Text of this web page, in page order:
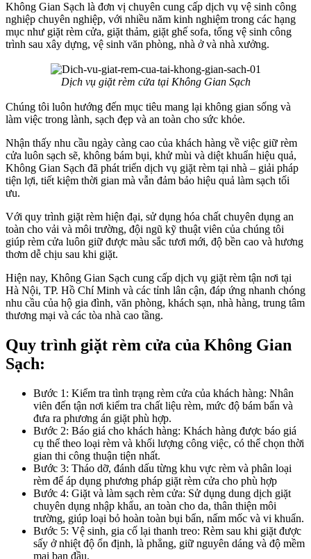
Không Gian Sạch là đơn vị chuyên cung cấp dịch vụ vệ sinh công
nghiệp chuyên nghiệp, với nhiều năm kinh nghiệm trong các hạng
mục như giặt rèm cửa, giặt thảm, giặt ghế sofa, tổng vệ sinh công
trình sau xây dựng, vệ sinh văn phòng, nhà ở và nhà xưởng.
Dịch vụ giặt rèm cửa tại Không Gian Sạch
Chúng tôi luôn hướng đến mục tiêu mang lại không gian sống và
làm việc trong lành, sạch đẹp và an toàn cho sức khỏe.
Nhận thấy nhu cầu ngày càng cao của khách hàng về việc giữ rèm
cửa luôn sạch sẽ, không bám bụi, khử mùi và diệt khuẩn hiệu quả,
Không Gian Sạch đã phát triển dịch vụ giặt rèm tại nhà – giải pháp
tiện lợi, tiết kiệm thời gian mà vẫn đảm bảo hiệu quả làm sạch tối
ưu.
Với quy trình giặt rèm hiện đại, sử dụng hóa chất chuyên dụng an
toàn cho vải và môi trường, đội ngũ kỹ thuật viên của chúng tôi
giúp rèm cửa luôn giữ được màu sắc tươi mới, độ bền cao và hương
thơm dễ chịu sau khi giặt.
Hiện nay, Không Gian Sạch cung cấp dịch vụ giặt rèm tận nơi tại
Hà Nội, TP. Hồ Chí Minh và các tỉnh lân cận, đáp ứng nhanh chóng
nhu cầu của hộ gia đình, văn phòng, khách sạn, nhà hàng, trung tâm
thương mại và các tòa nhà cao tầng.
Quy trình giặt rèm cửa của Không Gian
Sạch:
Bước 1: Kiểm tra tình trạng rèm cửa của khách hàng: Nhân
viên đến tận nơi kiểm tra chất liệu rèm, mức độ bám bẩn và
đưa ra phương án giặt phù hợp.
Bước 2: Báo giá cho khách hàng: Khách hàng được báo giá
cụ thể theo loại rèm và khối lượng công việc, có thể chọn thời
gian thi công thuận tiện nhất.
Bước 3: Tháo dỡ, đánh dấu từng khu vực rèm và phân loại
rèm để áp dụng phương pháp giặt rèm cửa cho phù hợp
Bước 4: Giặt và làm sạch rèm cửa: Sử dụng dung dịch giặt
chuyên dụng nhập khẩu, an toàn cho da, thân thiện môi
trường, giúp loại bỏ hoàn toàn bụi bẩn, nấm mốc và vi khuẩn.
Bước 5: Vệ sinh, gia cố lại thanh treo: Rèm sau khi giặt được
sấy ở nhiệt độ ổn định, là phẳng, giữ nguyên dáng và độ mềm
mại ban đầu.